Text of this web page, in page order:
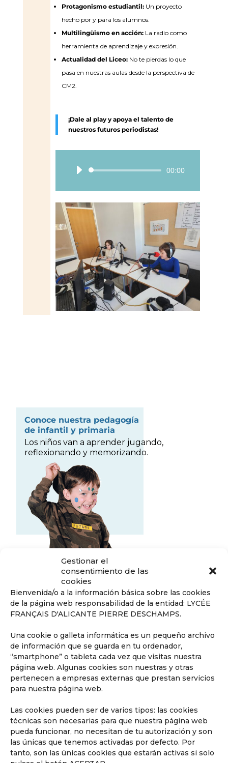
Gestionar el
consentimiento de las
cookies
Bienvenida/o a la información básica sobre las cookies
de la página web responsabilidad de la entidad: LYCÉE
FRANÇAIS D'ALICANTE PIERRE DESCHAMPS.
Una cookie o galleta informática es un pequeño archivo
de información que se guarda en tu ordenador,
“smartphone” o tableta cada vez que visitas nuestra
página web. Algunas cookies son nuestras y otras
pertenecen a empresas externas que prestan servicios
para nuestra página web.
Las cookies pueden ser de varios tipos: las cookies
técnicas son necesarias para que nuestra página web
pueda funcionar, no necesitan de tu autorización y son
las únicas que tenemos activadas por defecto. Por
tanto, son las únicas cookies que estarán activas si solo
Protagonismo estudiantil:Un proyecto
hecho por y para los alumnos.
Multilingüismo en acción:La radio como
herramienta de aprendizaje y expresión.
Actualidad del Liceo:No te pierdas lo que
pasa en nuestras aulas desde la perspectiva de
CM2.
¡Dale al play y apoya el talento de
nuestros futuros periodistas!
Reproductor
audio
00:00
Conoce nuestra pedagogía
de infantil y primaria
Los niños van a aprender jugando,
reflexionando y memorizando.
Descubrir
Descubre Secundaria
Hasta los 18 años, preparados para
obtener el Baccalauréat.